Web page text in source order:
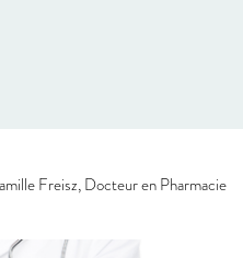
Freisz, Docteur en Pharmacie